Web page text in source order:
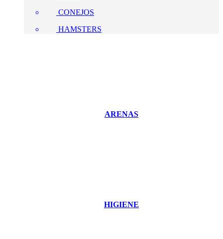
CONEJOS
HAMSTERS
ARENAS
HIGIENE